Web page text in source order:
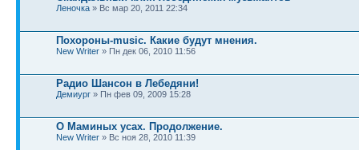
Леночка » Вс мар 20, 2011 22:34
Похороны-music. Какие будут мнения.
New Writer » Пн дек 06, 2010 11:56
Радио Шансон в Лебедяни!
Демиург » Пн фев 09, 2009 15:28
О Маминых усах. Продолжение.
New Writer » Вс ноя 28, 2010 11:39